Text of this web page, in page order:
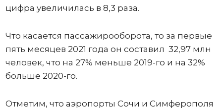
цифра увеличилась в 8,3 раза.
Что касается пассажирооборота, то за первые
пять месяцев 2021 года он составил 32,97 млн
человек, что на 27% меньше 2019-го и на 32%
больше 2020-го.
Отметим, что аэропорты Сочи и Симферополя